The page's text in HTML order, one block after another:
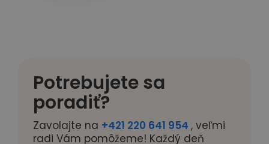
Potrebujete sa
poradiť?
Zavolajte na +421 220 641 954 , veľmi
radi Vám pomôžeme! Každý deň